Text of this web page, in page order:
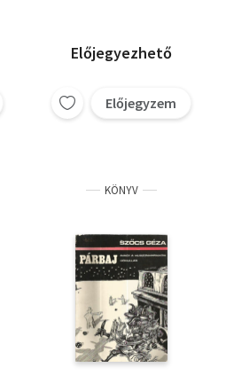
Előjegyezhető
Előjegyzem
KÖNYV